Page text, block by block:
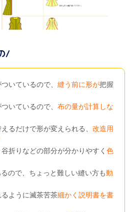
いているので、縫う前に形が把握
いているので、布の量が計算しな
るだけで形が変えられる、改造用
折りなどの部分が分かりやすく色
ので、ちょっと難しい縫い方も動
ように滅茶苦茶細かく説明書を書